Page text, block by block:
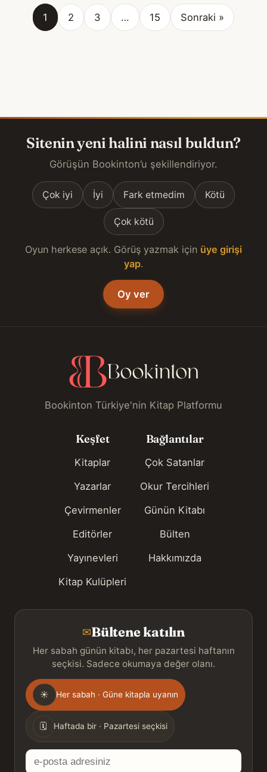
1 2 3 … 15 Sonraki »
Sitenin yeni halini nasıl buldun?
Görüşün Bookinton’u şekillendiriyor.
Çok iyi İyi Fark etmedim Kötü
Çok kötü
Oyun herkese açık. Görüş yazmak için üye girişi
yap.
Oy ver
Bookinton Türkiye'nin Kitap Platformu
Keşfet
Kitaplar
Yazarlar
Çevirmenler
Editörler
Yayınevleri
Kitap Kulüpleri
Bağlantılar
Çok Satanlar
Okur Tercihleri
Günün Kitabı
Bülten
Hakkımızda
✉Bültene katılın
Her sabah günün kitabı, her pazartesi haftanın
seçkisi. Sadece okumaya değer olanı.
Gönderim
sıklığı
☀ Her sabah · Güne kitapla uyanın
🗓 Haftada bir · Pazartesi seçkisi
E-